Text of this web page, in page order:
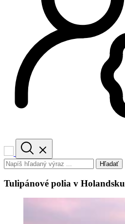
Hľadať
Tulipánové polia v Holandsku